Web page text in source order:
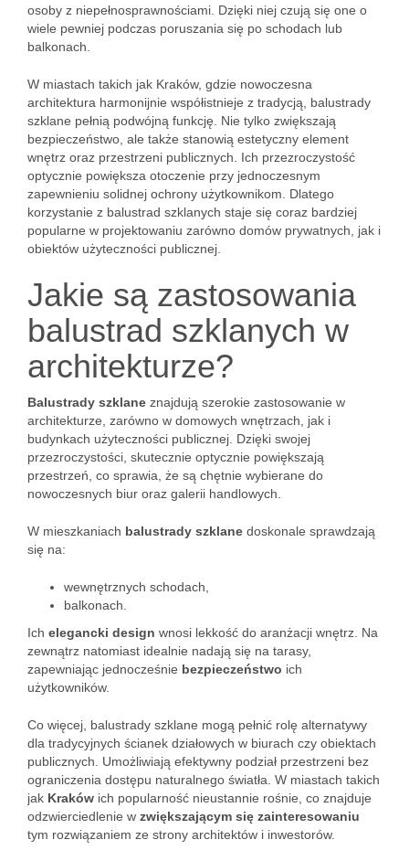
osoby z niepełnosprawnościami. Dzięki niej czują się one o
wiele pewniej podczas poruszania się po schodach lub
balkonach.
W miastach takich jak Kraków, gdzie nowoczesna
architektura harmonijnie współistnieje z tradycją, balustrady
szklane pełnią podwójną funkcję. Nie tylko zwiększają
bezpieczeństwo, ale także stanowią estetyczny element
wnętrz oraz przestrzeni publicznych. Ich przezroczystość
optycznie powiększa otoczenie przy jednoczesnym
zapewnieniu solidnej ochrony użytkownikom. Dlatego
korzystanie z balustrad szklanych staje się coraz bardziej
popularne w projektowaniu zarówno domów prywatnych, jak i
obiektów użyteczności publicznej.
Jakie są zastosowania
balustrad szklanych w
architekturze?
Balustrady szklane znajdują szerokie zastosowanie w
architekturze, zarówno w domowych wnętrzach, jak i
budynkach użyteczności publicznej. Dzięki swojej
przezroczystości, skutecznie optycznie powiększają
przestrzeń, co sprawia, że są chętnie wybierane do
nowoczesnych biur oraz galerii handlowych.
W mieszkaniach balustrady szklane doskonale sprawdzają
się na:
wewnętrznych schodach,
balkonach.
Ich elegancki design wnosi lekkość do aranżacji wnętrz. Na
zewnątrz natomiast idealnie nadają się na tarasy,
zapewniając jednocześnie bezpieczeństwo ich
użytkowników.
Co więcej, balustrady szklane mogą pełnić rolę alternatywy
dla tradycyjnych ścianek działowych w biurach czy obiektach
publicznych. Umożliwiają efektywny podział przestrzeni bez
ograniczenia dostępu naturalnego światła. W miastach takich
jak Kraków ich popularność nieustannie rośnie, co znajduje
odzwierciedlenie w zwiększającym się zainteresowaniu
tym rozwiązaniem ze strony architektów i inwestorów.